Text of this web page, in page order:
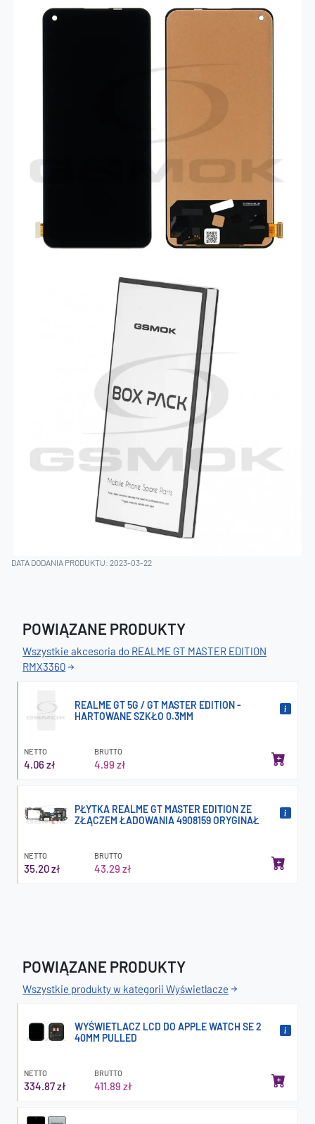
DATA DODANIA PRODUKTU: 2023-03-22
POWIĄZANE PRODUKTY
Wszystkie akcesoria do REALME GT MASTER EDITION
RMX3360
REALME GT 5G / GT MASTER EDITION -
HARTOWANE SZKŁO 0.3MM
NETTO
4.06 zł
BRUTTO
4.99 zł
PŁYTKA REALME GT MASTER EDITION ZE
ZŁĄCZEM ŁADOWANIA 4908159 ORYGINAŁ
NETTO
35.20 zł
BRUTTO
43.29 zł
POWIĄZANE PRODUKTY
Wszystkie produkty w kategorii Wyświetlacze
WYŚWIETLACZ LCD DO APPLE WATCH SE 2
40MM PULLED
NETTO
334.87 zł
BRUTTO
411.89 zł